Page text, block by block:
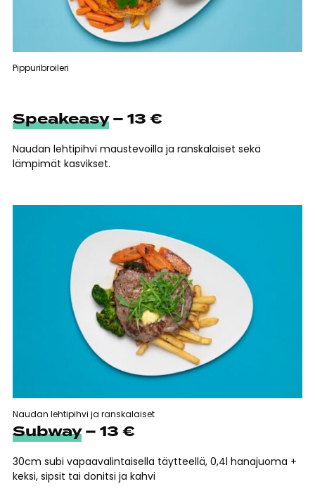
Pippuribroileri
Speakeasy– 13 €
Naudan lehtipihvi maustevoilla ja ranskalaiset sekä
lämpimät kasvikset.
Naudan lehtipihvi ja ranskalaiset
Subway– 13 €
30cm subi vapaavalintaisella täytteellä, 0,4l hanajuoma +
keksi, sipsit tai donitsi ja kahvi